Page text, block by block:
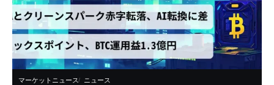
マーケットニュース ニュース